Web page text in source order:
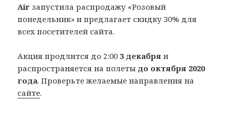
Air запустила распродажу «Розовый
понедельник» и предлагает скидку 30% для
всех посетителей сайта.
Акция продлится до 2:00 3 декабря и
распространяется на полеты до октября 2020
года. Проверьте желаемые направления на
сайте.